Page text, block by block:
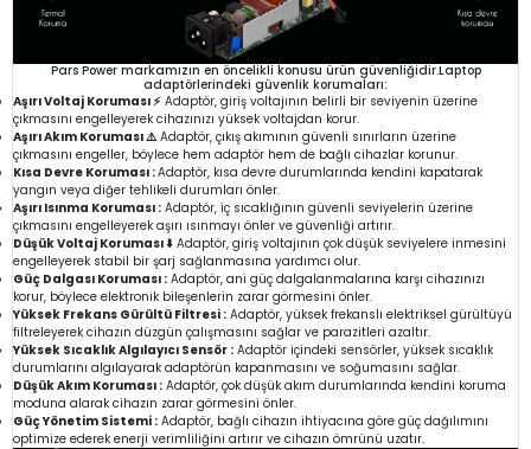
Pars Power markamızın en öncelikli konusu ürün güvenliğidir.Laptop
adaptörlerindeki güvenlik korumaları:
Aşırı Voltaj Koruması ⚡ Adaptör, giriş voltajının belirli bir seviyenin üzerine
çıkmasını engelleyerek cihazınızı yüksek voltajdan korur.
Aşırı Akım Koruması ⚠️Adaptör, çıkış akımının güvenli sınırların üzerine
çıkmasını engeller, böylece hem adaptör hem de bağlı cihazlar korunur.
Kısa Devre Koruması :Adaptör, kısa devre durumlarında kendini kapatarak
yangın veya diğer tehlikeli durumları önler.
Aşırı Isınma Koruması : Adaptör, iç sıcaklığının güvenli seviyelerin üzerine
çıkmasını engelleyerek aşırı ısınmayı önler ve güvenliği artırır.
Düşük Voltaj Koruması ⬇️ Adaptör, giriş voltajının çok düşük seviyelere inmesini
engelleyerek stabil bir şarj sağlanmasına yardımcı olur.
Güç Dalgası Koruması : Adaptör, ani güç dalgalanmalarına karşı cihazınızı
korur, böylece elektronik bileşenlerin zarar görmesini önler.
Yüksek Frekans Gürültü Filtresi : Adaptör, yüksek frekanslı elektriksel gürültüyü
filtreleyerek cihazın düzgün çalışmasını sağlar ve parazitleri azaltır.
Yüksek Sıcaklık Algılayıcı Sensör : Adaptör içindeki sensörler, yüksek sıcaklık
durumlarını algılayarak adaptörün kapanmasını ve soğumasını sağlar.
Düşük Akım Koruması : Adaptör, çok düşük akım durumlarında kendini koruma
moduna alarak cihazın zarar görmesini önler.
Güç Yönetim Sistemi : Adaptör, bağlı cihazın ihtiyacına göre güç dağılımını
optimize ederek enerji verimliliğini artırır ve cihazın ömrünü uzatır.